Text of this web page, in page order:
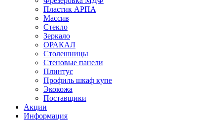
Пластик АРПА
Массив
Стекло
Зеркало
ОРАКАЛ
Столешницы
Стеновые панели
Плинтус
Профиль шкаф купе
Экокожа
Поставщики
Акции
Информация